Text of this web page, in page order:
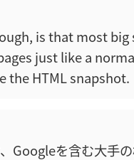
is that most big
just like a
the HTML snapshot.
Googleを含む大手